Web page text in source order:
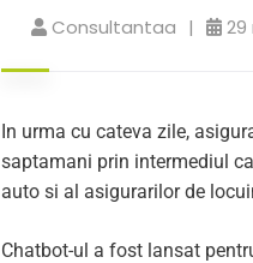
Consultantaa 29
In urma cu cateva zile,
saptamani prin intermediul
auto si al asigurarilor de
Chatbot-ul a fost lansat